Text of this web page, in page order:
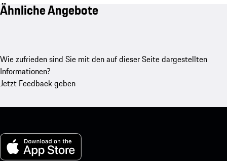
Ähnliche Angebote
Wie zufrieden sind Sie mit den auf dieser Seite dargestellten
Informationen?
Jetzt Feedback geben